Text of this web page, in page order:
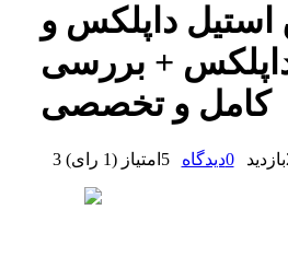
استیل داپلکس و
+ بررسی
کامل و تخصصی
بازدید 0دیدگاه 5 امتیاز (1 رای )